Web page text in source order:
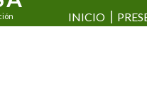
INICIO